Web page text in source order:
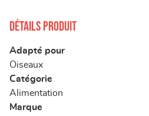
Détails produit
Adapté pour
Oiseaux
Catégorie
Alimentation
Marque